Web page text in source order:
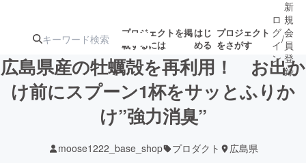
プロジェクトを掲
載するには
はじ
める
プロジェクト
をさがす
注目の新着プロ
ジェクト
募集終了が近いプ
ロ
グ
イ
ン
/
新
規
会
員
登
録
広島県産の牡蠣殻を再利用！ お出か
け前にスプーン1杯をサッとふりか
け”強力消臭”
moose1222_base_shop プロダクト 広島県